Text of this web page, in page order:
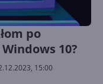
po
10?
15:00